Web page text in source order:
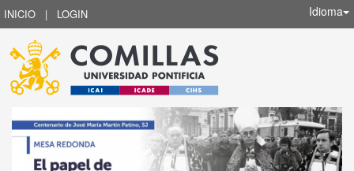
INICIO | LOGIN Idioma